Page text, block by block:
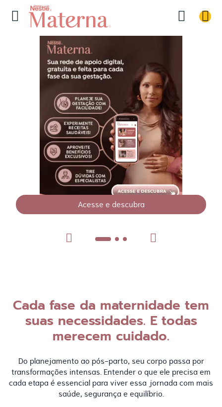
Acesse e descubra
Cada fase da maternidade tem
suas necessidades. E todas
merecem cuidado.
Do planejamento ao pós-parto, seu corpo passa por
transformações intensas. Entender o que ele precisa em
cada etapa é essencial para viver essa jornada com mais
saúde, segurança e equilíbrio.